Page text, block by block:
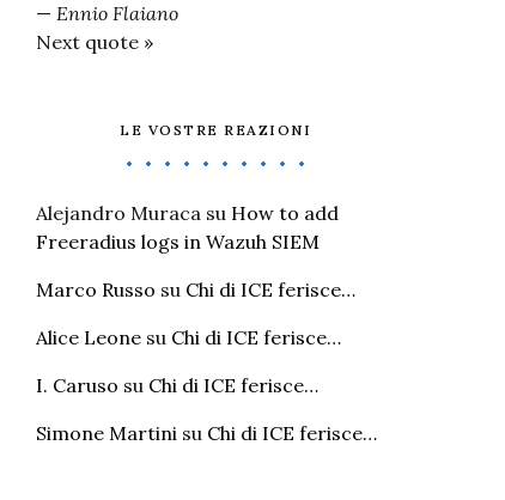
— Ennio Flaiano
Next quote »
LE VOSTRE REAZIONI
Alejandro Muraca su How to add
Freeradius logs in Wazuh SIEM
Marco Russo su Chi di ICE ferisce…
Alice Leone su Chi di ICE ferisce…
I. Caruso su Chi di ICE ferisce…
Simone Martini su Chi di ICE ferisce…